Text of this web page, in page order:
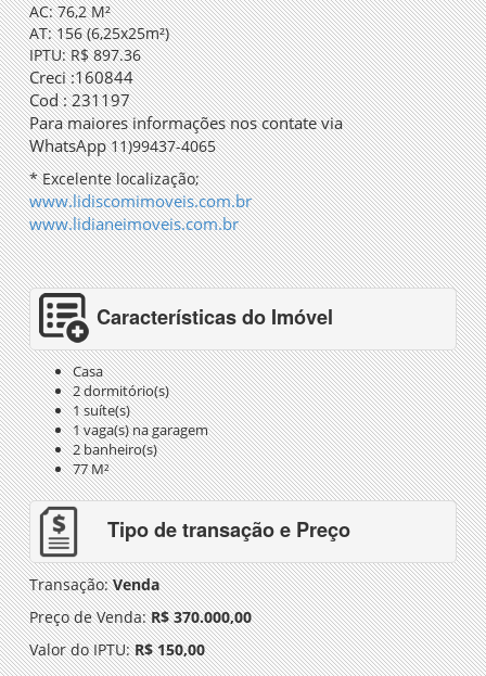
AC: 76,2 M²
AT: 156 (6,25x25m²)
IPTU: R$ 897.36
Creci :160844
Cod : 231197
Para maiores informações nos contate via
WhatsApp11)99437-4065
* Excelente localização;
www.lidiscomimoveis.com.br
www.lidianeimoveis.com.br
Características do Imóvel
Casa
2 dormitório(s)
1 suíte(s)
1 vaga(s) na garagem
2 banheiro(s)
77 M²
Tipo de transação e Preço
Transação:Venda
Preço de Venda:R$ 370.000,00
Valor do IPTU:R$ 150,00